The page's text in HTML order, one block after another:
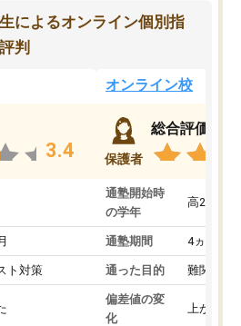
によるオンライン個別指
判
3.4
ト対策
オンライン校
保護者
総合評価
通塾開始時
の学年
高2
通塾期間 4ヵ月～1
通った目的 難関私立
偏差値の変
化
上がった